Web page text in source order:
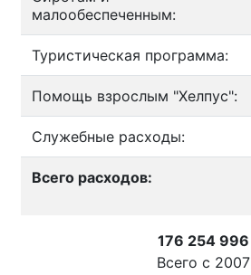
малообеспеченным:
Туристическая программа:
Помощь взрослым "Хелпус":
Служебные расходы:
Всего расходов:
176 254 996
Всего с 2007